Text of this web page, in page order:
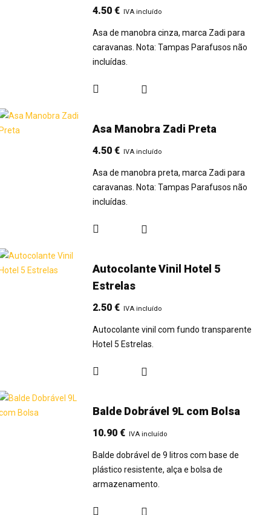
4.50€ IVA incluído
Asa de manobra cinza, marca Zadi para
caravanas. Nota: Tampas Parafusos não
incluídas.
Asa Manobra Zadi Preta
4.50€ IVA incluído
Asa de manobra preta, marca Zadi para
caravanas. Nota: Tampas Parafusos não
incluídas.
Autocolante Vinil Hotel 5
Estrelas
2.50€ IVA incluído
Autocolante vinil com fundo transparente
Hotel 5 Estrelas.
Balde Dobrável 9L com Bolsa
10.90€ IVA incluído
Balde dobrável de 9 litros com base de
plástico resistente, alça e bolsa de
armazenamento.